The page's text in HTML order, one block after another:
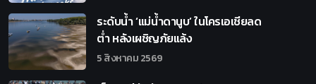
ระดับน้ำ ‘แม่น้ำดานูบ’ ในโครเอเชียลด
ต่ำ หลังเผชิญภัยแล้ง
5 สิงหาคม 2569